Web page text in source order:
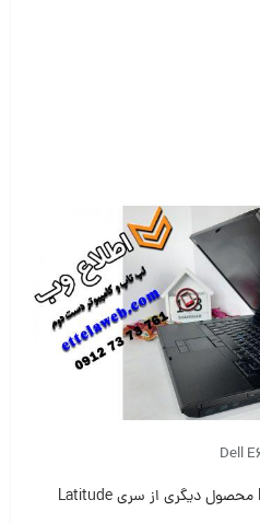
دل Dell Latitude E6500 محصول دیگری از سری Latitude